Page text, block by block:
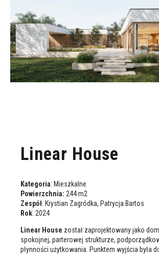
Linear House
Kategoria: Mieszkalne
Powierzchnia: 244 m2
Zespół: Krystian Zagródka, Patrycja Bartos
Rok: 2024
Linear House został zaprojektowany jako
spokojnej, parterowej strukturze,
płynności użytkowania. Punktem wyjścia była